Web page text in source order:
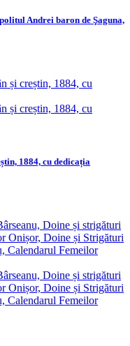
Andrei baron de Şaguna,
1884, cu dedicația